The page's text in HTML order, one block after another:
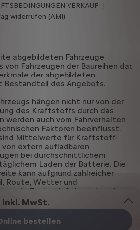
inkl. MwSt.
bestellen
VERKAUF
widerrufen (AMI)
abgebildeten Fahrzeuge
Fahrzeugen der Baureihen dar.
der abgebildeten
Bestandteil des Angebots.
hängen nicht nur von der
des Kraftstoffs durch das
werden auch vom Fahrverhalten
Faktoren beeinflusst.
Mittelwerte für Kraftstoff-
von extern aufladbaren
bei durchschnittlichem
Laden der Batterie. Die
kann aufgrund zahlreicher
Route, Wetter und
sowie Zustand, Gebrauch und
variieren.